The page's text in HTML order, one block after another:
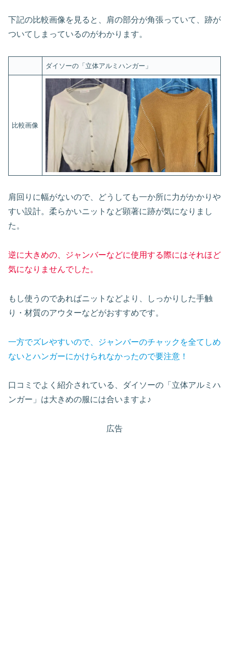
下記の比較画像を見ると、肩の部分が角張っていて、跡が
ついてしまっているのがわかります。
ダイソーの「立体アルミハンガー」
比較画像
肩回りに幅がないので、どうしても一か所に力がかかりや
すい設計。柔らかいニットなど顕著に跡が気になりまし
た。
逆に大きめの、ジャンバーなどに使用する際にはそれほど
気になりませんでした。
もし使うのであればニットなどより、しっかりした手触
り・材質のアウターなどがおすすめです。
一方でズレやすいので、ジャンバーのチャックを全てしめ
ないとハンガーにかけられなかったので要注意！
口コミでよく紹介されている、ダイソーの「立体アルミハ
ンガー」は大きめの服には合いますよ♪
広告